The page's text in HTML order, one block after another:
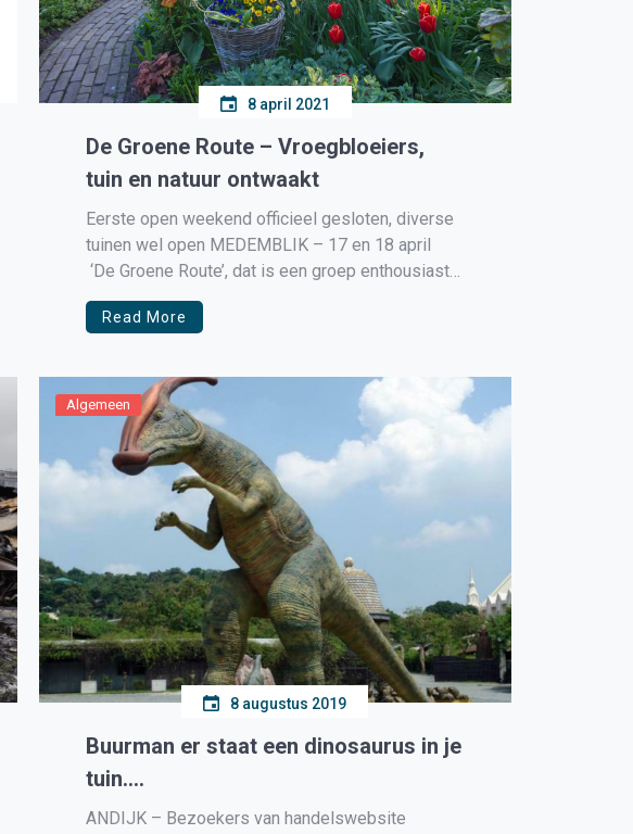
8 april 2021
De Groene Route – Vroegbloeiers,
tuin en natuur ontwaakt
Eerste open weekend officieel gesloten, diverse
tuinen wel open MEDEMBLIK – 17 en 18 april
‘De Groene Route’, dat is een groep enthousiaste
tuinliefhebbers en kwekers in Noord-Holland-
Noord vol betrokkenheid bij elkaar en de tuin. Hoe
maken waarop […]
Read More
Algemeen
8 augustus 2019
Buurman er staat een dinosaurus in je
tuin….
ANDIJK – Bezoekers van handelswebsite